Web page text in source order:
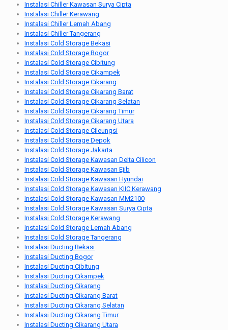
Instalasi Chiller Kawasan Surya Cipta
Instalasi Chiller Kerawang
Instalasi Chiller Lemah Abang
Instalasi Chiller Tangerang
Instalasi Cold Storage Bekasi
Instalasi Cold Storage Bogor
Instalasi Cold Storage Cibitung
Instalasi Cold Storage Cikampek
Instalasi Cold Storage Cikarang
Instalasi Cold Storage Cikarang Barat
Instalasi Cold Storage Cikarang Selatan
Instalasi Cold Storage Cikarang Timur
Instalasi Cold Storage Cikarang Utara
Instalasi Cold Storage Cileungsi
Instalasi Cold Storage Depok
Instalasi Cold Storage Jakarta
Instalasi Cold Storage Kawasan Delta Cilicon
Instalasi Cold Storage Kawasan Ejib
Instalasi Cold Storage Kawasan Hyundai
Instalasi Cold Storage Kawasan KIIC Kerawang
Instalasi Cold Storage Kawasan MM2100
Instalasi Cold Storage Kawasan Surya Cipta
Instalasi Cold Storage Kerawang
Instalasi Cold Storage Lemah Abang
Instalasi Cold Storage Tangerang
Instalasi Ducting Bekasi
Instalasi Ducting Bogor
Instalasi Ducting Cibitung
Instalasi Ducting Cikampek
Instalasi Ducting Cikarang
Instalasi Ducting Cikarang Barat
Instalasi Ducting Cikarang Selatan
Instalasi Ducting Cikarang Timur
Instalasi Ducting Cikarang Utara